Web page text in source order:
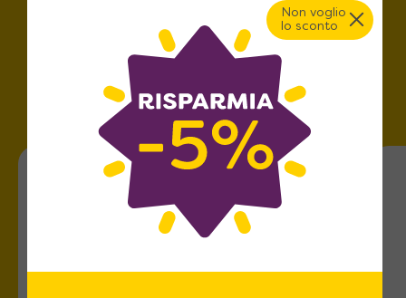
: Sì, piroettanti a scomparsa.
Trova lo store più vicino a
Roma
Non voglio
lo sconto